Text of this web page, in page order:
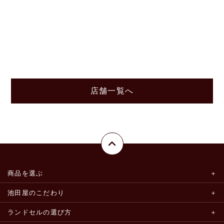
店舗一覧へ
商品を選ぶ
池田屋のこだわり
ランドセルの選び方